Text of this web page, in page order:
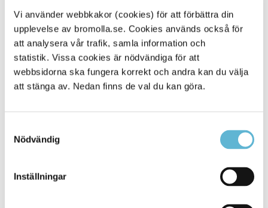
Vi använder webbkakor (cookies) för att förbättra din
upplevelse av bromolla.se. Cookies används också för
att analysera vår trafik, samla information och
statistik. Vissa cookies är nödvändiga för att
webbsidorna ska fungera korrekt och andra kan du välja
att stänga av. Nedan finns de val du kan göra.
Nödvändig
Inställningar
Onsdag: 9.30–15.00
Torsdag: 9.30–15.00
Fredag: 9.30–12.00
Välkommen hit!
Följ Butiken Secondhand på Instagram